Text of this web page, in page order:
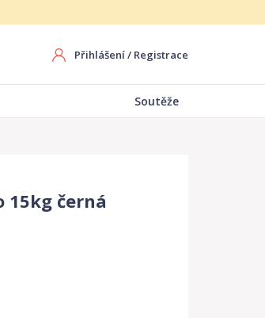
Přihlášení/ Registrace
Soutěže
15kg černá